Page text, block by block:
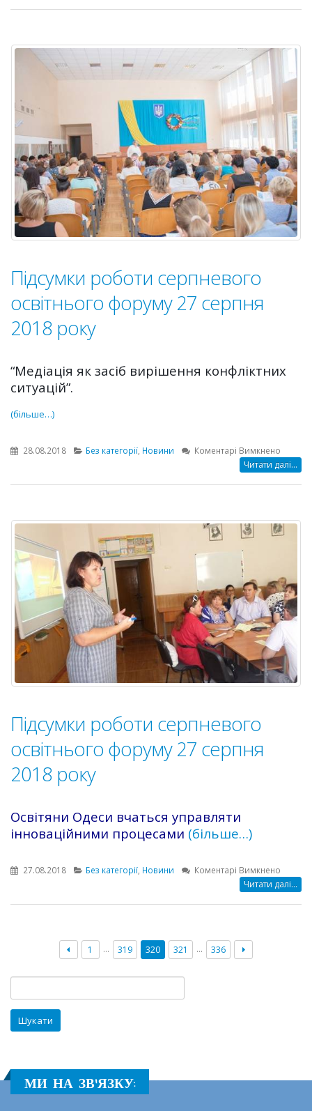
Підсумки роботи серпневого
освітнього форуму 27 серпня
2018 року
“Медіація як засіб вирішення конфліктних
ситуацій”.
(більше…)
28.08.2018 Без категорії, Новини Коментарі Вимкнено
форуму
27
року
Читати далі...
Підсумки роботи серпневого
освітнього форуму 27 серпня
2018 року
Освітяни Одеси вчаться управляти
інноваційними процесами (більше…)
27.08.2018 Без категорії Новини Коментарі Вимкнено
Читати далі...
1 … 319 320 321 … 336
МИ НА ЗВ'ЯЗКУ: